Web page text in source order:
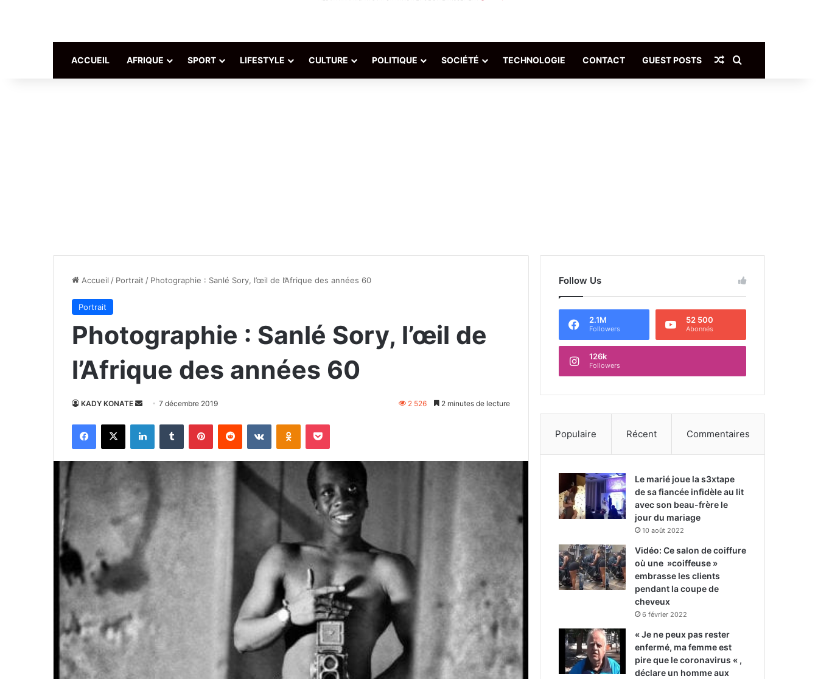
ACCUEIL AFRIQUE SPORT LIFESTYLE CULTURE POLITIQUE SOCIÉTÉ TECHNOLOGIE CONTACT GUEST POSTS Article Aléatoire
Accueil / Portrait / Photographie : Sanlé Sory, l’œil de l’Afrique des années 60
Portrait
Photographie : Sanlé Sory, l’œil de
l’Afrique des années 60
KADY KONATE
Envoyer7 décembre 2019 2 526 2 minutes de lecture
Facebook
X LinkedinTumblr PinterestReddit VKontakteOdnoklassniki
Pocket
Follow Us
2.1M
Followers
52 500
Abonnés
126k
Followers
Populaire Récent Commentaires
Le marié joue la s3xtape
de sa fiancée infidèle au lit
avec son beau-frère le
jour du mariage
10 août 2022
Vidéo: Ce salon de coiffure
où une »coiffeuse »
embrasse les clients
pendant la coupe de
cheveux
6 février 2022
« Je ne peux pas rester
enfermé, ma femme est
pire que le coronavirus « ,
déclare un homme aux